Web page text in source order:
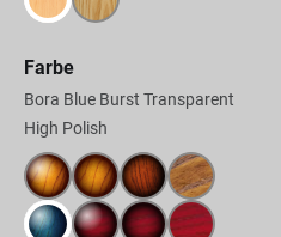
Farbe
Bora Blue Burst Transparent
High Polish